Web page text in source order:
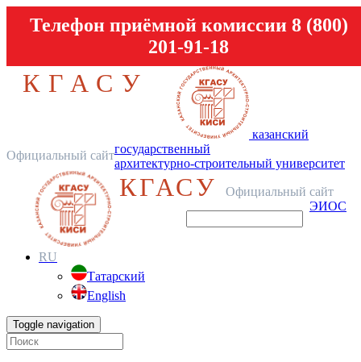
Телефон приёмной комиссии 8 (800)
201-91-18
КГАСУ
Официальный сайт
казанский
государственный
архитектурно-строительный университет
КГАСУ
Официальный сайт
ЭИОС
RU
Татарский
English
Toggle navigation